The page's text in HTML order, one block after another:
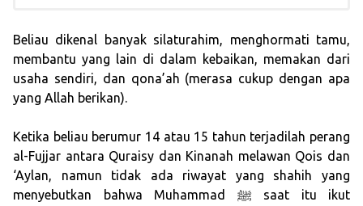
Beliau dikenal banyak silaturahim, menghormati tamu,
membantu yang lain di dalam kebaikan, memakan dari
usaha sendiri, dan qona’ah (merasa cukup dengan apa
yang Allah berikan).
Ketika beliau berumur 14 atau 15 tahun terjadilah perang
al-Fujjar antara Quraisy dan Kinanah melawan Qois dan
‘Aylan, namun tidak ada riwayat yang shahih yang
menyebutkan bahwa Muhammad ﷺ saat itu ikut